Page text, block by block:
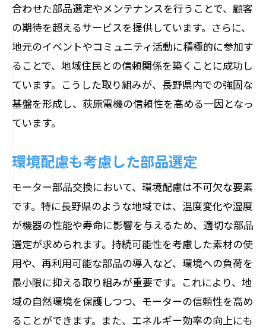
合わせた部品選定やメンテナンスを行うことで、顧客
の期待を超えるサービスを提供しています。さらに、
地元のイベントやコミュニティ活動に積極的に参加す
ることで、地域住民との信頼関係を築くことに成功し
ています。こうした取り組みが、長野県内での強固な
基盤を形成し、荻原電機の信頼性を高める一因となっ
ています。
環境配慮も考慮した部品選定
モーター部品交換において、環境配慮は不可欠な要素
です。特に長野県のような地域では、温度変化や湿度
が機器の性能や寿命に影響を与えるため、適切な部品
選定が求められます。持続可能性を考慮した素材の使
用や、再利用可能な部品の導入など、環境への負荷を
最小限に抑える取り組みが重要です。これにより、地
域の自然環境を保護しつつ、モーターの信頼性を高め
ることができます。また、エネルギー効率の向上にも